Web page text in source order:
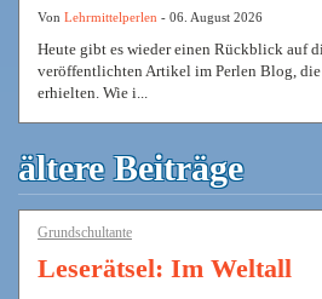
Von Lehrmittelperlen - 06. August 2026
Heute gibt es wieder einen Rückblick auf
veröffentlichten Artikel im Perlen Blog, die
erhielten. Wie i...
ältere Beiträge
Grundschultante
Leserätsel: Im Weltall